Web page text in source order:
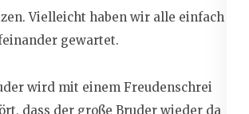
Vielleicht haben wir alle einfach
gewartet.
wird mit einem Freudenschrei
dass der große Bruder wieder da